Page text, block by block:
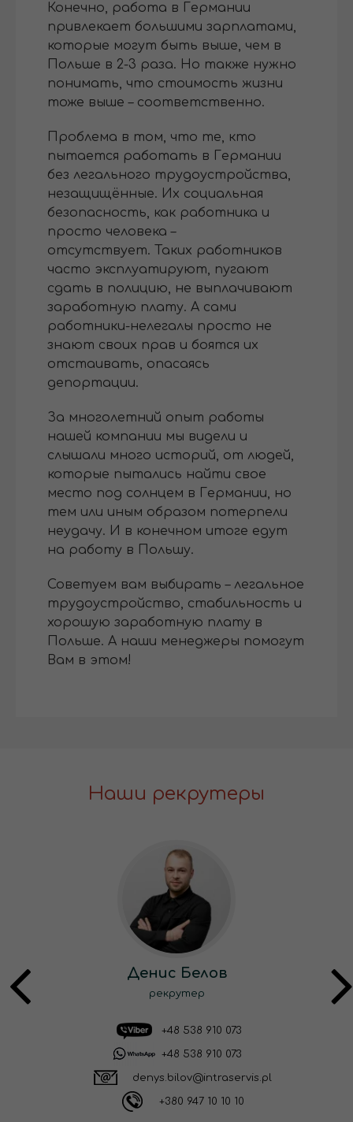
Конечно, работа в Германии
привлекает большими зарплатами,
которые могут быть выше, чем в
Польше в 2-3 раза. Но также нужно
понимать, что стоимость жизни
тоже выше – соответственно.
Проблема в том, что те, кто
пытается работать в Германии
без легального трудоустройства,
незащищённые. Их социальная
безопасность, как работника и
просто человека –
отсутствует. Таких работников
часто эксплуатируют, пугают
сдать в полицию, не выплачивают
заработную плату. А сами
работники-нелегалы просто не
знают своих прав и боятся их
отстаивать, опасаясь
депортации.
За многолетний опыт работы
нашей компании мы видели и
слышали много историй, от людей,
которые пытались найти свое
место под солнцем в Германии, но
тем или иным образом потерпели
неудачу. И в конечном итоге едут
на работу в Польшу.
Советуем вам выбирать – легальное
трудоустройство, стабильность и
хорошую заработную плату в
Польше. А наши менеджеры помогут
Вам в этом!
Наши рекрутеры
Денис Белов
рекрутер
+48 538 910 073
+48 538 910 073
denys.bilov@intraservis.pl
+380 947 10 10 10